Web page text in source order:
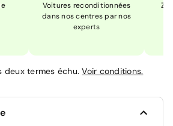
Voitures reconditionnées
dans nos centres par nos
experts
deux termes échu.Voir conditions.